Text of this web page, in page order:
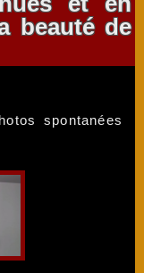
beauté de
spontanées